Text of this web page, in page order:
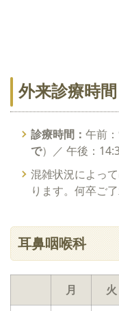
外来診療時間
診療時間： 午前
で）／ 午後：
混雑状況によっ
ります。何卒ご了
耳鼻咽喉科
月 火